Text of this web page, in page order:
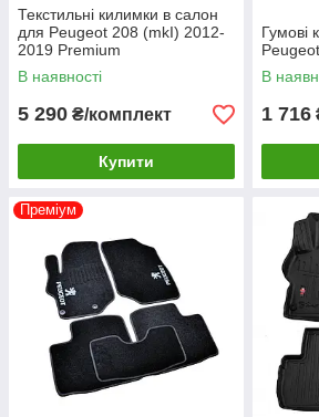
Текстильні килимки в салон
для Peugeot 208 (mkI) 2012-
2019 Premium
В наявності
5 290 ₴/комплект
Купити
Гумові
В
1 716
Преміум